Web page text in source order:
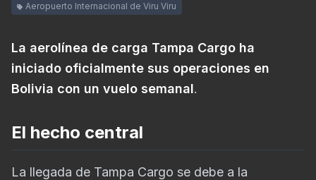
Aeropuerto Internacional de Viru Viru
La aerolínea de carga Tampa Cargo ha
iniciado oficialmente sus operaciones en
Bolivia con un vuelo semanal.
El hecho central
La llegada de Tampa Cargo se debe a la